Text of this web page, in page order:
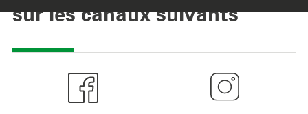
sur les canaux suivants